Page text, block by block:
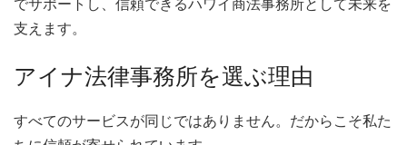
支えます。
アイナ法律事務所を選ぶ理由
すべてのサービスが同じではありません。だからこそ私た